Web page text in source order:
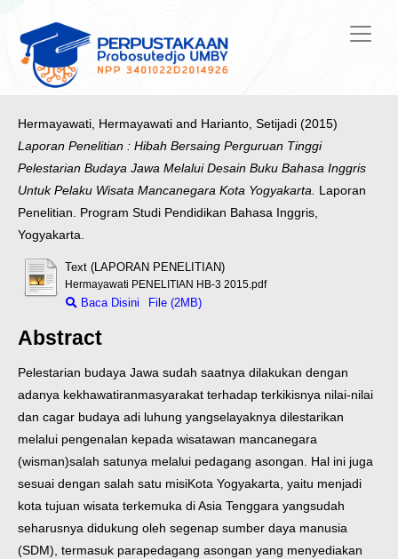
Hermayawati, Hermayawati and Harianto, Setijadi (2015)
Laporan Penelitian : Hibah Bersaing Perguruan Tinggi
Pelestarian Budaya Jawa Melalui Desain Buku Bahasa Inggris
Untuk Pelaku Wisata Mancanegara Kota Yogyakarta. Laporan
Penelitian. Program Studi Pendidikan Bahasa Inggris,
Yogyakarta.
Text (LAPORAN PENELITIAN)
Hermayawati PENELITIAN HB-3 2015.pdf
Baca Disini File (2MB)
Abstract
Pelestarian budaya Jawa sudah saatnya dilakukan dengan
adanya kekhawatiranmasyarakat terhadap terkikisnya nilai-nilai
dan cagar budaya adi luhung yangselayaknya dilestarikan
melalui pengenalan kepada wisatawan mancanegara
(wisman)salah satunya melalui pedagang asongan. Hal ini juga
sesuai dengan salah satu misiKota Yogyakarta, yaitu menjadi
kota tujuan wisata terkemuka di Asia Tenggara yangsudah
seharusnya didukung oleh segenap sumber daya manusia
(SDM), termasuk parapedagang asongan yang menyediakan